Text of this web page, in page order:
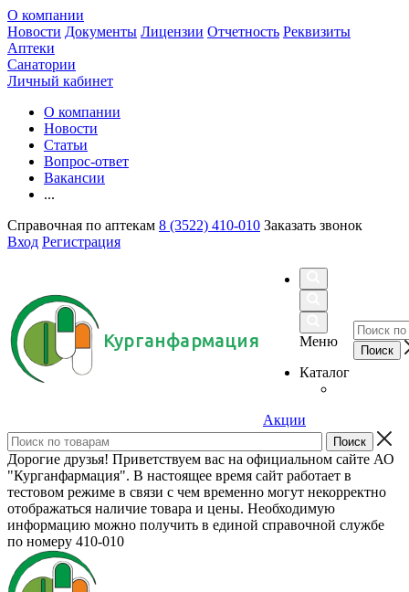
О компании
Новости Документы Лицензии Отчетность Реквизиты
Аптеки
Санатории
Личный кабинет
О компании
Новости
Статьи
Вопрос-ответ
Вакансии
...
Справочная по аптекам 8 (3522) 410-010 Заказать звонок
Вход Регистрация
Курганфармация
Меню
Каталог
Акции
Дорогие друзья! Приветствуем вас на официальном сайте АО
"Курганфармация". В настоящее время сайт работает в
тестовом режиме в связи с чем временно могут некорректно
отображаться наличие товара и цены. Необходимую
информацию можно получить в единой справочной службе
по номеру 410-010